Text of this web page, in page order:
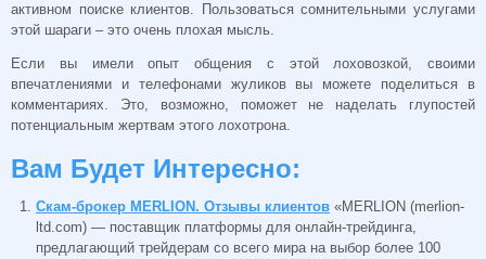
активном поиске клиентов. Пользоваться сомнительными услугами
этой шараги – это очень плохая мысль.
Если вы имели опыт общения с этой лоховозкой, своими
впечатлениями и телефонами жуликов вы можете поделиться в
комментариях. Это, возможно, поможет не наделать глупостей
потенциальным жертвам этого лохотрона.
Вам Будет Интересно:
Скам-брокер MERLION. Отзывы клиентов «MERLION (merlion-
ltd.com) — поставщик платформы для онлайн-трейдинга,
предлагающий трейдерам со всего мира на выбор более 100